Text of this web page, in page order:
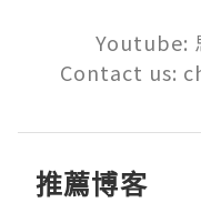
Youtube:
Contact us:
推薦博客